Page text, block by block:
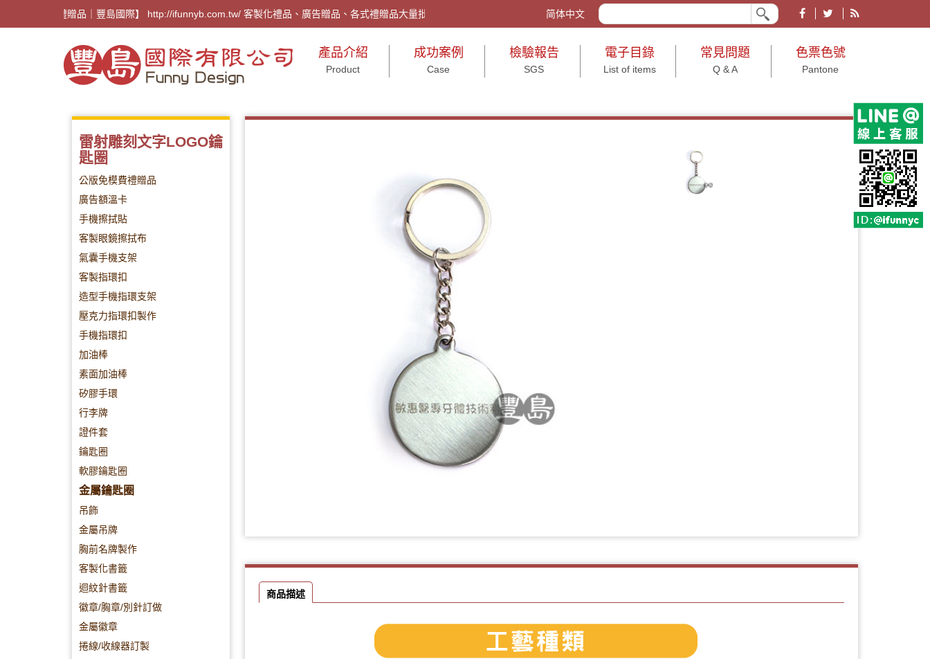
【廣告禮贈品｜豐島國際】 http://ifunnyb.com.tw/ 客製化禮品、廣告贈品、各式禮贈品大量批發與包裝、活動送禮、打造企業形象皆宜。有各大節慶、文具、結婚小物、年節及年終尾牙等用途之禮品贈品。
简体中文
產品介紹
Product
成功案例
Case
檢驗報告
SGS
電子目錄
List of items
常見問題
Q & A
色票色號
Pantone
雷射雕刻文字LOGO鑰
匙圈
公版免模費禮贈品
廣告額溫卡
手機擦拭貼
客製眼鏡擦拭布
氣囊手機支架
客製指環扣
造型手機指環支架
壓克力指環扣製作
手機指環扣
加油棒
素面加油棒
矽膠手環
行李牌
證件套
鑰匙圈
軟膠鑰匙圈
金屬鑰匙圈
吊飾
金屬吊牌
胸前名牌製作
客製化書籤
迴紋針書籤
徽章/胸章/別針訂做
金屬徽章
捲線/收線器訂製
商品描述